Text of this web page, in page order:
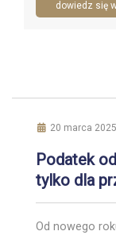
dowiedz się
20 marca 2025
Podatek
tylko dla
Od nowego